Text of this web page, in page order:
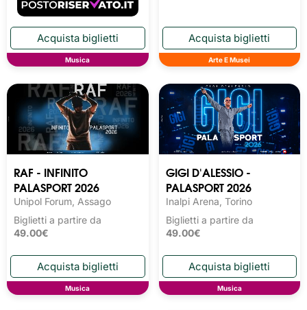
Musica Arte E Musei
RAF - INFINITO
PALASPORT 2026
Unipol Forum, Assago
Biglietti a partire da
49.00€
Musica
GIGI D'ALESSIO -
PALASPORT 2026
Inalpi Arena, Torino
Biglietti a partire da
49.00€
Musica